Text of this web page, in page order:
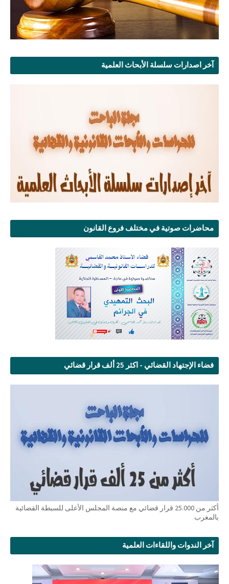
آخر اصدارات سلسلة الأبحاث العلمية
محاضرات صوتية في مختلف فروع القانون
فضاء الإجتهاد القضائي - اكثر 25 ألف قرار قضائي
أكثر من 25.000 قرار قضائي مع منصة المجلس الأعلى للسبطة القضائية
بالمغرب
آخر الندوات واللقاءات العلمية